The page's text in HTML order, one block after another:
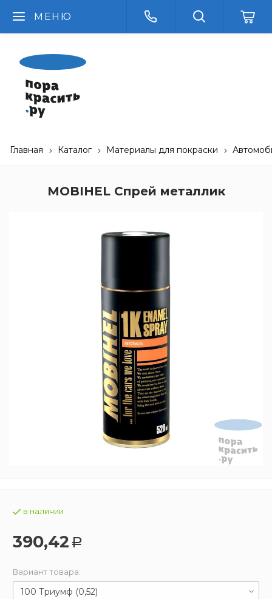
МЕНЮ
Главная Каталог Материалы для покраски
MOBIHEL Спрей металлик
в наличии
390,42 Р
Вариант товара:
100 Триумф (0,52)